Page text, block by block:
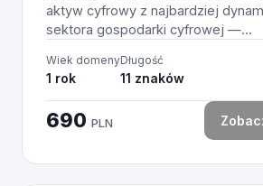
aktyw cyfrowy z najbardziej
sektora gospodarki cyfrowej —...
Wiek domeny
1 rok
Długość
11 znaków
690 PLN